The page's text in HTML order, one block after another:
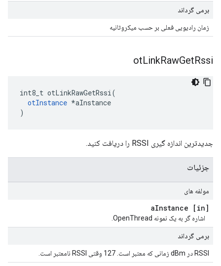
برمی گرداند
زمان رادیویی فعلی بر حسب میکروثانیه
otLinkRawGetRssi
int8_t otLinkRawGetRssi(
otInstance *aInstance
)
جدیدترین اندازه گیری RSSI را دریافت کنید.
جزئیات
مولفه های
[in] a
Instance
اشاره گر به یک نمونه OpenThread.
برمی گرداند
RSSI در dBm زمانی که معتبر است. 127 وقتی RSSI نامعتبر است.